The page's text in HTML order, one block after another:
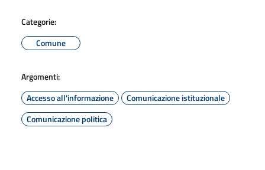
Categorie:
Comune
Argomenti:
Accesso all'informazione
Comunicazione istituzionale
Comunicazione politica